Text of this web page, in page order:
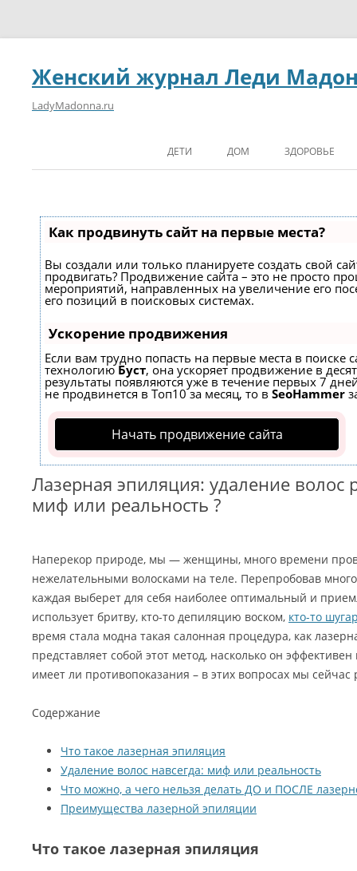
Женский журнал Леди
LadyMadonna.ru
ДЕТИ ДОМ ЗДОРОВЬЕ
Как продвинуть сайт на первые места?
Вы создали или только планируете создать свой
продвигать? Продвижение сайта – это не просто
мероприятий, направленных на увеличение его
его позиций в поисковых системах.
Ускорение продвижения
Если вам трудно попасть на первые места в поиске
технологиюБуст, она ускоряет продвижение в
результаты появляются уже в течение первых 7
не продвинется в Топ10 за месяц, то в SeoHammer
Начать продвижение сайта
Лазерная эпиляция: удаление волос
миф или реальность ?
Наперекор природе, мы — женщины, много времени
нежелательными волосками на теле. Перепробовав
каждая выберет для себя наиболее оптимальный и
использует бритву, кто-то депиляцию воском, кто-то
время стала модна такая салонная процедура, как
представляет собой этот метод, насколько он
имеет ли противопоказания – в этих вопросах мы сейчас
Содержание
Что такое лазерная эпиляция
Удаление волос навсегда: миф или реальность
Что можно, а чего нельзя делать ДО и ПОСЛЕ
Преимущества лазерной эпиляции
Что такое лазерная эпиляция